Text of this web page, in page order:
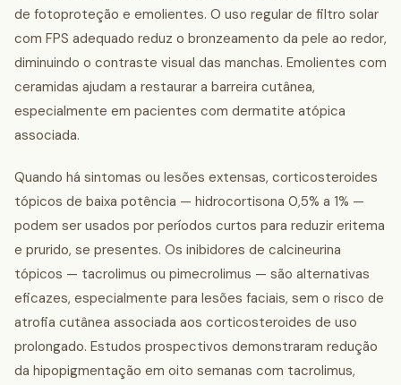
de fotoproteção e emolientes. O uso regular de filtro solar
com FPS adequado reduz o bronzeamento da pele ao redor,
diminuindo o contraste visual das manchas. Emolientes com
ceramidas ajudam a restaurar a barreira cutânea,
especialmente em pacientes com dermatite atópica
associada.
Quando há sintomas ou lesões extensas, corticosteroides
tópicos de baixa potência — hidrocortisona 0,5% a 1% —
podem ser usados por períodos curtos para reduzir eritema
e prurido, se presentes. Os inibidores de calcineurina
tópicos — tacrolimus ou pimecrolimus — são alternativas
eficazes, especialmente para lesões faciais, sem o risco de
atrofia cutânea associada aos corticosteroides de uso
prolongado. Estudos prospectivos demonstraram redução
da hipopigmentação em oito semanas com tacrolimus,